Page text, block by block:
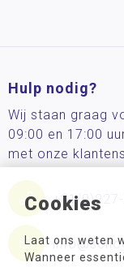
Cookies
Laat ons weten
Wanneer
Hulp nodig?
Wij staan graag
09:00 en 17:00
met onze
+31(0)227-